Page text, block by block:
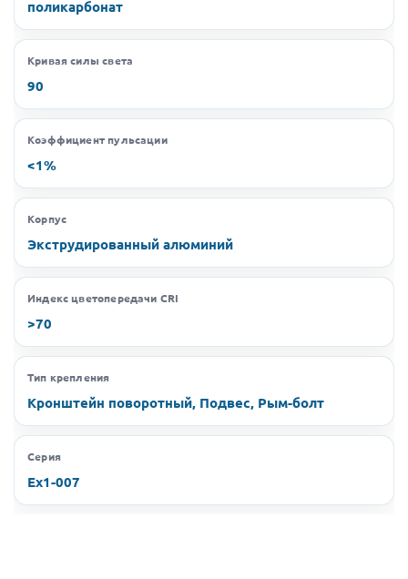
поликарбонат
Кривая силы света
90
Коэффициент пульсации
<1%
Корпус
Экструдированный алюминий
Индекс цветопередачи CRI
>70
Тип крепления
Кронштейн поворотный, Подвес, Рым-болт
Серия
Ex1-007